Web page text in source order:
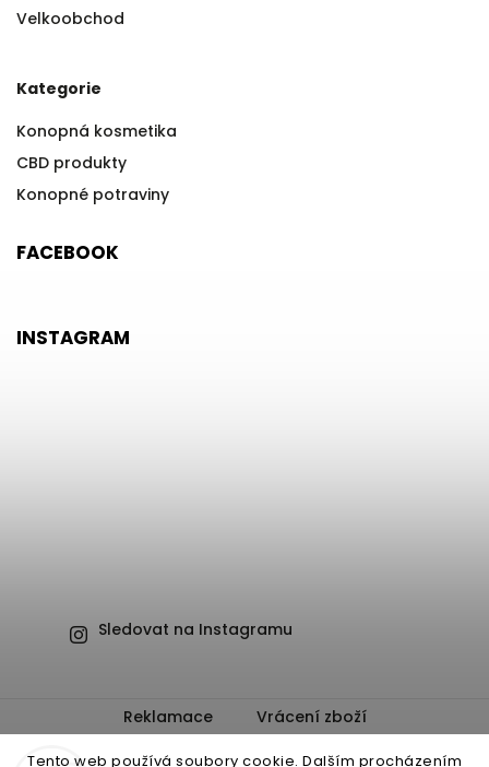
Tento web používá soubory cookie. Dalším procházením
Velkoobchod
Kategorie
Konopná kosmetika
CBD produkty
Konopné potraviny
FACEBOOK
INSTAGRAM
Sledovat na Instagramu
Reklamace
Vrácení zboží
Obchodní podmínky
Ochrana osobních údajů